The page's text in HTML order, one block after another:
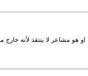
هو مشاعر لا ينتقد لأنه